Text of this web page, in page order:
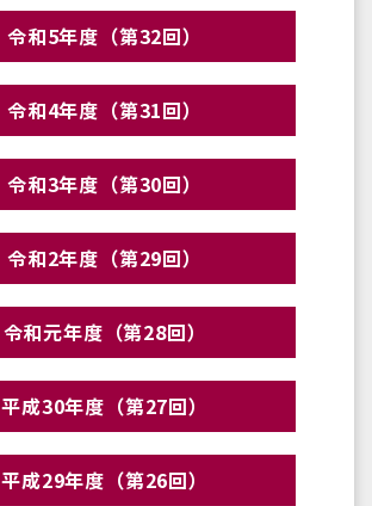
令和5年度（第32回）
令和4年度（第31回）
令和3年度（第30回）
令和2年度（第29回）
令和元年度（第28回）
平成30年度（第27回）
平成29年度（第26回）